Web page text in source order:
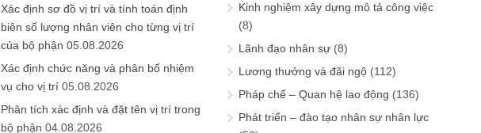
Xác định sơ đồ vị trí và tính toán định
biên số lượng nhân viên cho từng vị trí
của bộ phận 05.08.2026
Xác định chức năng và phân bổ nhiệm
vụ cho vị trí 05.08.2026
Phân tích xác định và đặt tên vị trí trong
bộ phận 04.08.2026
Kinh nghiệm xây dựng mô tả công việc
(8)
Lãnh đạo nhân sự (8)
Lương thưởng và đãi ngộ (112)
Pháp chế – Quan hệ lao động (136)
Phát triển – đào tạo nhân sự nhân lực